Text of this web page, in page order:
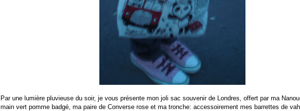
Par une lumière pluvieuse du soir, je vous présente mon joli sac souvenir de Londres, offert par ma
main vert pomme badgé, ma paire de Converse rose et ma tronche: accessoirement mes barrettes de